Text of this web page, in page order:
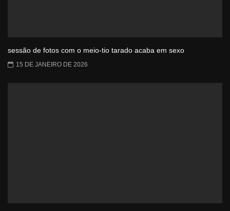
sessão de fotos com o meio-tio tarado acaba em sexo
15 DE JANEIRO DE 2026